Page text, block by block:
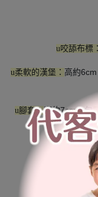
u咬舔布標：
u柔軟的漢堡： 高約
u腳套：寬約7cm，包
u鬆緊帶：套
u